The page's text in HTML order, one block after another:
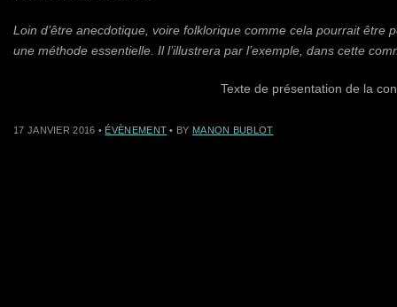
Loin d’être anecdotique, voire folklorique comme cela pourrait être
une méthode essentielle. Il l’illustrera par l’exemple, dans cette
Texte de présentation de la
17 JANVIER 2016 • ÉVÈNEMENT • BY MANON BUBLOT